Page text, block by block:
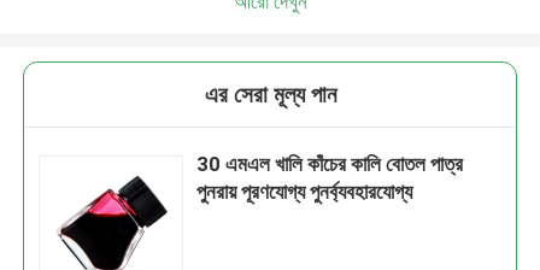
এর সেরা মূল্য পান
30 এমএল খালি কাঁচের কালি বোতল পাত্র
পুনরায় পূরণযোগ্য পুনর্ব্যবহারযোগ্য